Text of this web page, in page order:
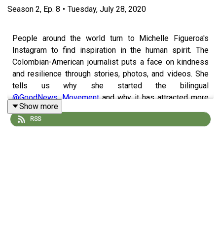
Season 2, Ep. 8 • Tuesday, July 28, 2020
People around the world turn to Michelle Figueroa's
Instagram to find inspiration in the human spirit. The
Colombian-American journalist puts a face on kindness
and resilience through stories, photos, and videos. She
tells us why she started the bilingual
@GoodNews_Movementand why it has attracted more
than 1.5 million followers, including a few royals. Special
thanks to Acast and our listeners for supporting us
Show more
RSS